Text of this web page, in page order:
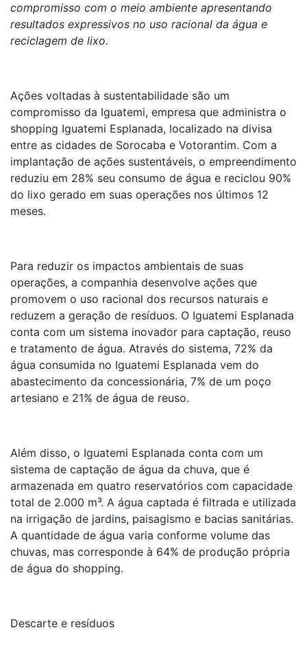
compromisso com o meio ambiente apresentando
resultados expressivos no uso racional da água e
reciclagem de lixo.
Ações voltadas à sustentabilidade são um
compromisso da Iguatemi, empresa que administra o
shopping Iguatemi Esplanada, localizado na divisa
entre as cidades de Sorocaba e Votorantim. Com a
implantação de ações sustentáveis, o empreendimento
reduziu em 28% seu consumo de água e reciclou 90%
do lixo gerado em suas operações nos últimos 12
meses.
Para reduzir os impactos ambientais de suas
operações, a companhia desenvolve ações que
promovem o uso racional dos recursos naturais e
reduzem a geração de resíduos. O Iguatemi Esplanada
conta com um sistema inovador para captação, reuso
e tratamento de água. Através do sistema, 72% da
água consumida no Iguatemi Esplanada vem do
abastecimento da concessionária, 7% de um poço
artesiano e 21% de água de reuso.
Além disso, o Iguatemi Esplanada conta com um
sistema de captação de água da chuva, que é
armazenada em quatro reservatórios com capacidade
total de 2.000 m³. A água captada é filtrada e utilizada
na irrigação de jardins, paisagismo e bacias sanitárias.
A quantidade de água varia conforme volume das
chuvas, mas corresponde à 64% de produção própria
de água do shopping.
Descarte e resíduos